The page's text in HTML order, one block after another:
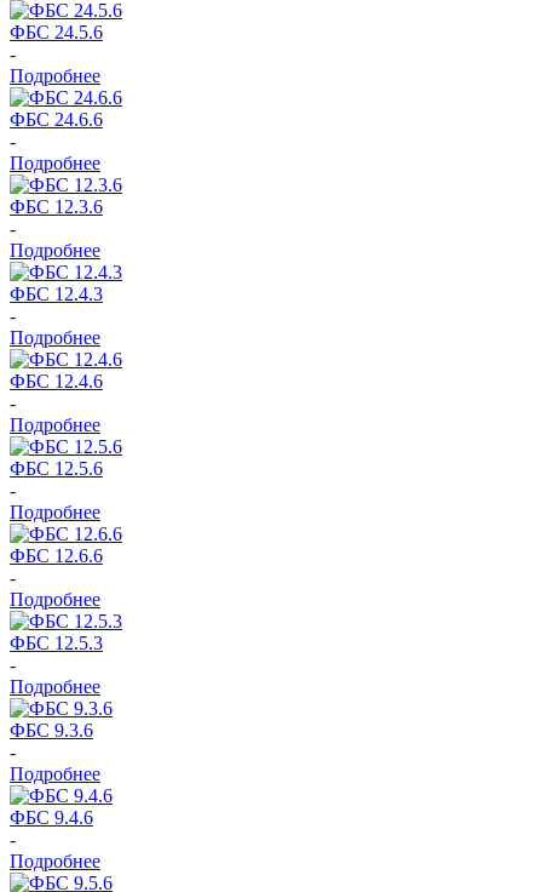
ФБС 24.5.6
-
Подробнее
ФБС 24.6.6
-
Подробнее
ФБС 12.3.6
-
Подробнее
ФБС 12.4.3
-
Подробнее
ФБС 12.4.6
-
Подробнее
ФБС 12.5.6
-
Подробнее
ФБС 12.6.6
-
Подробнее
ФБС 12.5.3
-
Подробнее
ФБС 9.3.6
-
Подробнее
ФБС 9.4.6
-
Подробнее